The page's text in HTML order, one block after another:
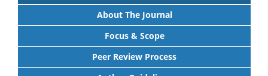
About The Journal
Focus & Scope
Peer Review Process